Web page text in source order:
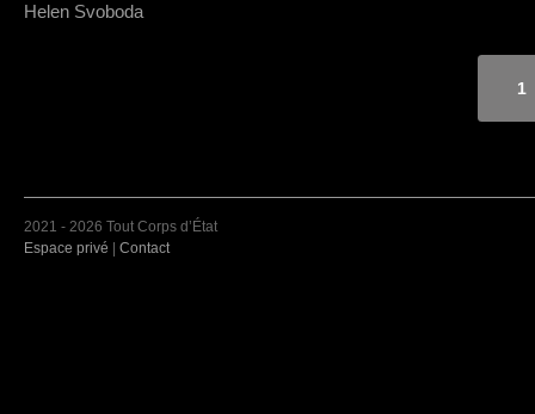
Helen Svoboda
1
2021 - 2026 Tout Corps d’État
Espace privé
Contact